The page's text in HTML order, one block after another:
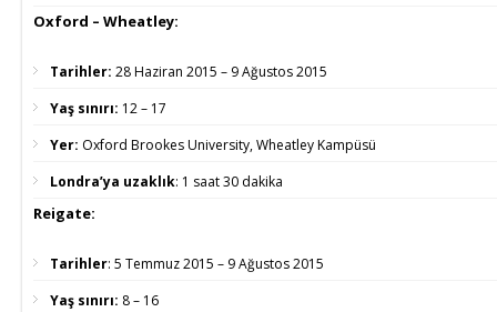
Oxford – Wheatley:
Tarihler: 28 Haziran 2015 – 9 Ağustos 2015
Yaş sınırı: 12 – 17
Yer: Oxford Brookes University, Wheatley Kampüsü
Londra’ya uzaklık: 1 saat 30 dakika
Reigate:
Tarihler: 5 Temmuz 2015 – 9 Ağustos 2015
Yaş sınırı: 8 – 16